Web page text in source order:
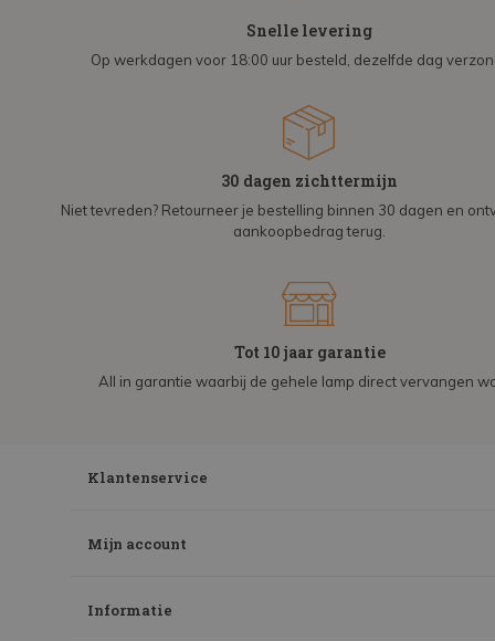
Snelle levering
Op werkdagen voor 18:00 uur besteld, dezelfde dag
30 dagen zichttermijn
Niet tevreden? Retourneer je bestelling binnen 30 dagen en
aankoopbedrag terug.
Tot 10 jaar garantie
All in garantie waarbij de gehele lamp direct vervangen
Klantenservice
Mijn account
Informatie